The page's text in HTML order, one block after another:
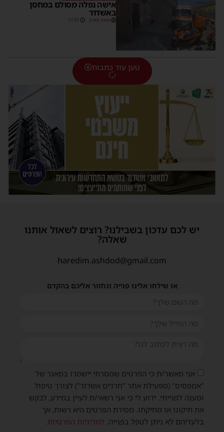
אישה נפלה מסולם במחסן
באשדוד
משה קאהן 17:31
טען עוד כתבות
יש לכם עדכון בשבילנו? רוצים לשאול אותנו
שאלה?
haredim.ashdod@gmail.com
או שילחו אלינו פנייה ונחזור אליכם בהקדם
אני מאשר/ת כי הפרטים שמסרתי יישמרו במאגר של
"אמפסיס" (מפעילת אתר "חרדים אשדוד") לצורך טיפול
ומענה לפנייתי. ידוע לי כי אני רשאי/ת לעיין במידע, לבקש
את תיקונו או מחיקתו. מסירת הפרטים היא רשות, אך
בלעדיהם לא ניתן לטפל בפנייה.למדיניות הפרטיות.